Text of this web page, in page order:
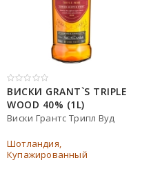
ВИСКИ GRANT`S TRIPLE
WOOD 40% (1L)
Виски Грантс Трипл Вуд
Шотландия,
Купажированный